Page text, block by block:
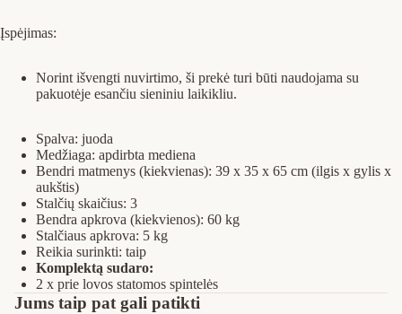
Įspėjimas:
Norint išvengti nuvirtimo, ši prekė turi būti naudojama su
pakuotėje esančiu sieniniu laikikliu.
Spalva: juoda
Medžiaga: apdirbta mediena
Bendri matmenys (kiekvienas): 39 x 35 x 65 cm (ilgis x gylis x
aukštis)
Stalčių skaičius: 3
Bendra apkrova (kiekvienos): 60 kg
Stalčiaus apkrova: 5 kg
Reikia surinkti: taip
Komplektą sudaro:
2 x prie lovos statomos spintelės
Jums taip pat gali patikti
Privatumo strategija